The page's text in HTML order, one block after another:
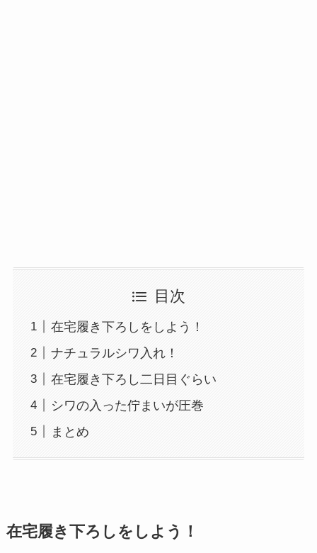
目次
在宅履き下ろしをしよう！
ナチュラルシワ入れ！
在宅履き下ろし二日目ぐらい
シワの入った佇まいが圧巻
まとめ
在宅履き下ろしをしよう！